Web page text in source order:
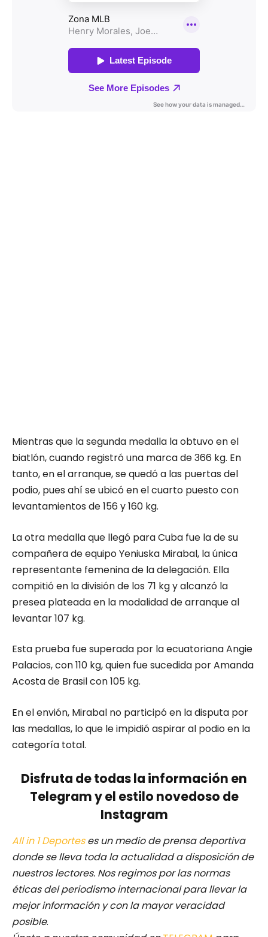
Mientras que la segunda medalla la obtuvo en el
biatlón, cuando registró una marca de 366 kg. En
tanto, en el arranque, se quedó a las puertas del
podio, pues ahí se ubicó en el cuarto puesto con
levantamientos de 156 y 160 kg.
La otra medalla que llegó para Cuba fue la de su
compañera de equipo Yeniuska Mirabal, la única
representante femenina de la delegación. Ella
compitió en la división de los 71 kg y alcanzó la
presea plateada en la modalidad de arranque al
levantar 107 kg.
Esta prueba fue superada por la ecuatoriana Angie
Palacios, con 110 kg, quien fue sucedida por Amanda
Acosta de Brasil con 105 kg.
En el envión, Mirabal no participó en la disputa por
las medallas, lo que le impidió aspirar al podio en la
categoría total.
Disfruta de todas la información en
Telegram y el estilo novedoso de
Instagram
All in 1 Deporteses un medio de prensa deportiva
donde se lleva toda la actualidad a disposición de
nuestros lectores. Nos regimos por las normas
éticas del periodismo internacional para llevar la
mejor información y con la mayor veracidad
posible.